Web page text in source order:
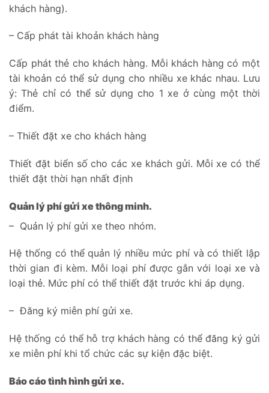
khách hàng).
– Cấp phát tài khoản khách hàng
Cấp phát thẻ cho khách hàng. Mỗi khách hàng có một
tài khoản có thể sử dụng cho nhiều xe khác nhau. Lưu
ý: Thẻ chỉ có thể sử dụng cho 1 xe ở cùng một thời
điểm.
– Thiết đặt xe cho khách hàng
Thiết đặt biển số cho các xe khách gửi. Mỗi xe có thể
thiết đặt thời hạn nhất định
Quản lý phí gửi xe thông minh.
– Quản lý phí gửi xe theo nhóm.
Hệ thống có thể quản lý nhiều mức phí và có thiết lập
thời gian đi kèm. Mỗi loại phí được gắn với loại xe và
loại thẻ. Mức phí có thể thiết đặt trước khi áp dụng.
– Đăng ký miễn phí gửi xe.
Hệ thống có thể hỗ trợ khách hàng có thể đăng ký gửi
xe miễn phí khi tổ chức các sự kiện đặc biệt.
Báo cáo tình hình gửi xe.